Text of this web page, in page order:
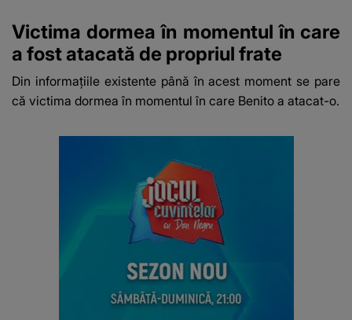
Victima dormea în momentul în care
a fost atacată de propriul frate
Din informațiile existente până în acest moment se pare
că victima dormea în momentul în care Benito a atacat-o.